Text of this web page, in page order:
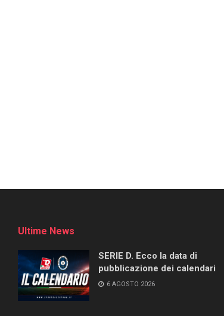
Ultime News
SERIE D. Ecco la data di
pubblicazione dei calendari
6 AGOSTO 2026